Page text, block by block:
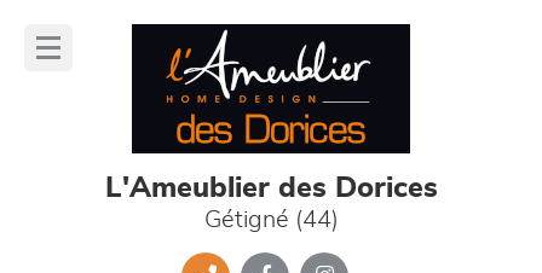
L'Ameublier des Dorices
Gétigné (44)